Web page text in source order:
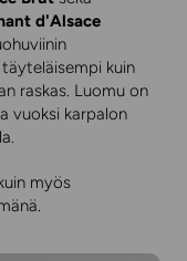
d'Alsace
kuin
raskas. Luomu on
vuoksi karpalon
myös